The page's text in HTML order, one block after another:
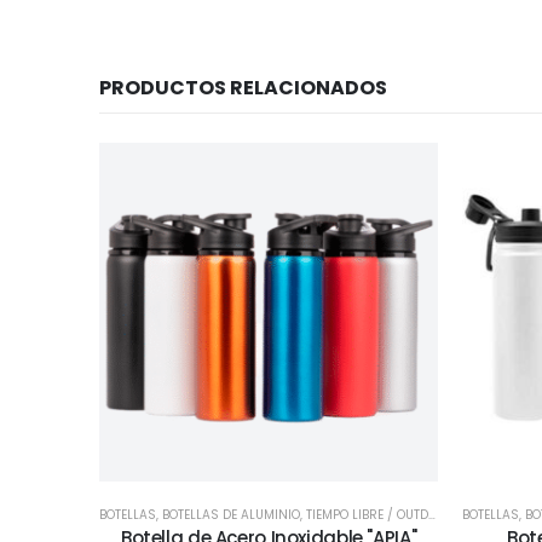
PRODUCTOS RELACIONADOS
BOTELLAS, BOTELLAS DE ALUMINIO, TIEMPO LIBRE / OUTDOOR TODOS
BOTELLAS,